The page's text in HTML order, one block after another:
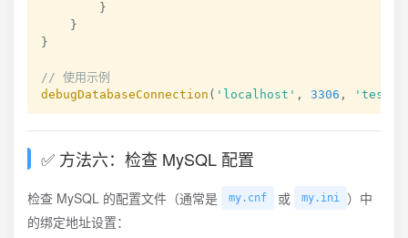
}
}
}
// 使用示例
debugDatabaseConnection ( 'localhost' , 3306 , 'test'
✅ 方法六：检查 MySQL 配置
检查 MySQL 的配置文件（通常是 my.cnf 或 my.ini
）中
的绑定地址设置：